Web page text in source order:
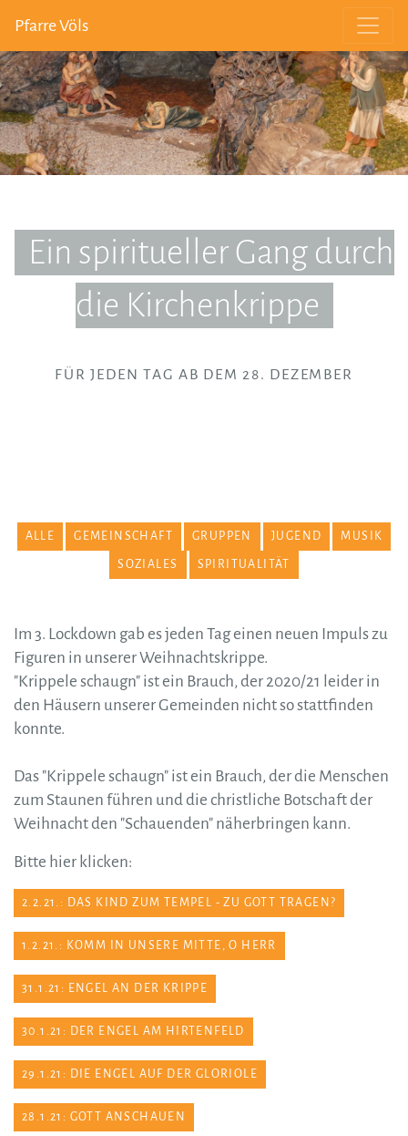
Pfarre Völs
Ein spiritueller Gang durch
die Kirchenkrippe
FÜR JEDEN TAG AB DEM 28. DEZEMBER
ALLE GEMEINSCHAFT GRUPPEN JUGEND MUSIK
SOZIALES SPIRITUALITÄT
Im 3. Lockdown gab es jeden Tag einen neuen Impuls zu
Figuren in unserer Weihnachtskrippe.
"Krippele schaugn" ist ein Brauch, der 2020/21 leider in
den Häusern unserer Gemeinden nicht so stattfinden
konnte.
Das "Krippele schaugn" ist ein Brauch, der die Menschen
zum Staunen führen und die christliche Botschaft der
Weihnacht den "Schauenden" näherbringen kann.
Bitte hier klicken:
2.2.21.: DAS KIND ZUM TEMPEL - ZU GOTT TRAGEN?
1.2.21.: KOMM IN UNSERE MITTE, O HERR
31.1.21: ENGEL AN DER KRIPPE
30.1.21: DER ENGEL AM HIRTENFELD
29.1.21: DIE ENGEL AUF DER GLORIOLE
28.1.21: GOTT ANSCHAUEN